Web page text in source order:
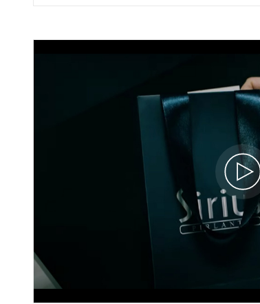
Pırlanta Sıra Taşlı Sarı ve Beyaz Altın
Pervin Alyans
60A0225A